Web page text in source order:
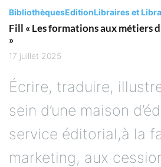
BibliothèquesEditionLibraires et
Fill « Les formations aux métiers
»
17 juillet 2025
Écrire, traduire,
sein d’une maison
service éditorial,à la
marketing, aux